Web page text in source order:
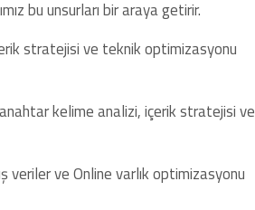
bu unsurları bir araya getirir.
stratejisi ve teknik optimizasyonu
kelime analizi, içerik stratejisi ve
veriler ve Online varlık optimizasyonu